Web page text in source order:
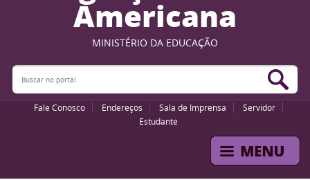
Americana
MINISTÉRIO DA EDUCAÇÃO
Buscar no portal
Fale Conosco Endereços Sala de Imprensa
Servidor
Estudante